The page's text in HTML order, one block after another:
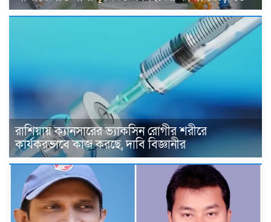
রাশিয়ায় ক্যানসারের ভ্যাকসিন রোগীর শরীরে
কার্যকরভাবে কাজ করছে, দাবি বিজ্ঞানীর